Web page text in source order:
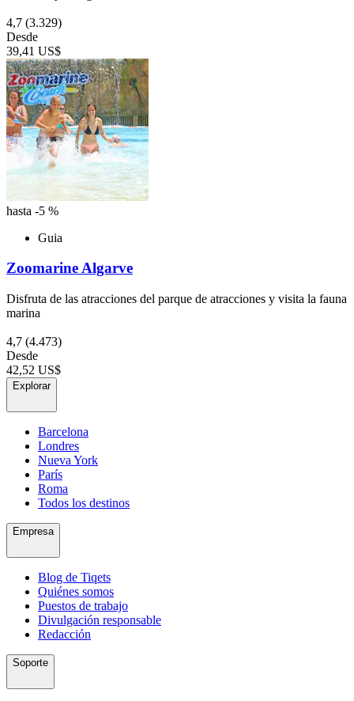
4,7 (3.329)
Desde
39,41 US$
hasta -5 %
Guia
Zoomarine Algarve
Disfruta de las atracciones del parque de atracciones y visita la fauna
marina
4,7 (4.473)
Desde
42,52 US$
Explorar
Barcelona
Londres
Nueva York
París
Roma
Todos los destinos
Empresa
Blog de Tiqets
Quiénes somos
Puestos de trabajo
Divulgación responsable
Redacción
Soporte